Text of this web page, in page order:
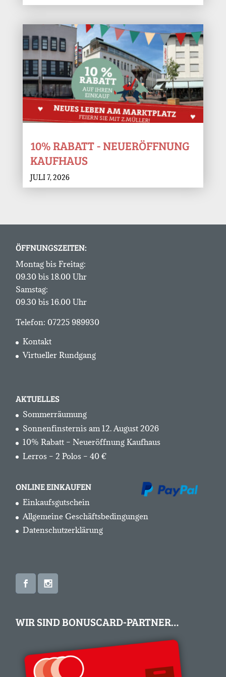
10% RABATT - NEUERÖFFNUNG
KAUFHAUS
JULI 7, 2026
ÖFFNUNGSZEITEN:
Montag bis Freitag:
09.30 bis 18.00 Uhr
Samstag:
09.30 bis 16.00 Uhr
Telefon: 07225 989930
Kontakt
Virtueller Rundgang
AKTUELLES
Sommerräumung
Sonnenfinsternis am 12. August 2026
10% Rabatt – Neueröffnung Kaufhaus
Lerros – 2 Polos – 40 €
ONLINE EINKAUFEN
Einkaufsgutschein
Allgemeine Geschäftsbedingungen
Datenschutzerklärung
WIR SIND BONUSCARD-PARTNER…